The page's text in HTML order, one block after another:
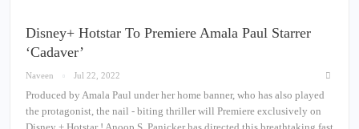
Disney+ Hotstar To Premiere Amala Paul Starrer
‘Cadaver’
Naveen Jul 22, 2022
Produced by Amala Paul under her home banner, who has also played
the protagonist, the nail - biting thriller will Premiere exclusively on